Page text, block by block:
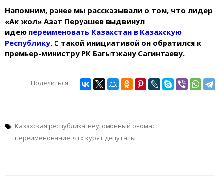
Напомним, ранее мы рассказывали о том, что лидер
«Ак жол» Азат Перуашев выдвинул
идею переименовать Казахстан в Казахскую
Республику. С такой инициативой он обратился к
премьер-министру РК Багытжану Сагинтаеву.
Поделиться:
Казахская республика неугомонный ономаст
переименование что курят депутаты